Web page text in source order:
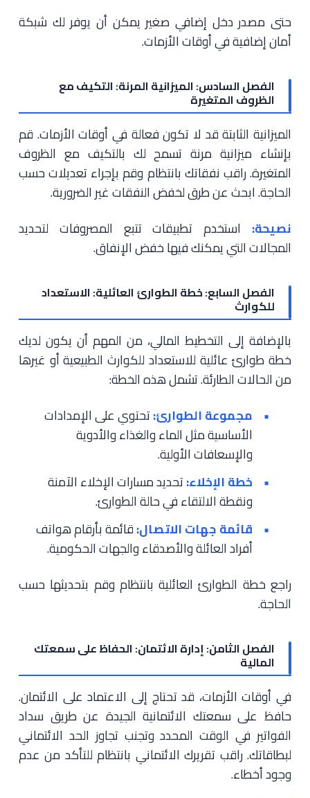
حتى مصدر دخل إضافي صغير يمكن أن يوفر لك شبكة
أمان إضافية في أوقات الأزمات.
الفصل السادس: الميزانية المرنة: التكيف مع
الظروف المتغيرة
الميزانية الثابتة قد لا تكون فعالة في أوقات الأزمات. قم
بإنشاء ميزانية مرنة تسمح لك بالتكيف مع الظروف
المتغيرة. راقب نفقاتك بانتظام وقم بإجراء تعديلات حسب
الحاجة. ابحث عن طرق لخفض النفقات غير الضرورية.
نصيحة: استخدم تطبيقات تتبع المصروفات لتحديد
المجالات التي يمكنك فيها خفض الإنفاق.
الفصل السابع: خطة الطوارئ العائلية: الاستعداد
للكوارث
بالإضافة إلى التخطيط المالي، من المهم أن يكون لديك
خطة طوارئ عائلية للاستعداد للكوارث الطبيعية أو غيرها
من الحالات الطارئة. تشمل هذه الخطة:
مجموعة الطوارئ:تحتوي على الإمدادات
الأساسية مثل الماء والغذاء والأدوية
والإسعافات الأولية.
خطة الإخلاء:تحديد مسارات الإخلاء الآمنة
ونقطة الالتقاء في حالة الطوارئ.
قائمة جهات الاتصال:قائمة بأرقام هواتف
أفراد العائلة والأصدقاء والجهات الحكومية.
راجع خطة الطوارئ العائلية بانتظام وقم بتحديثها حسب
الحاجة.
الفصل الثامن: إدارة الائتمان: الحفاظ على سمعتك
المالية
في أوقات الأزمات، قد تحتاج إلى الاعتماد على الائتمان.
حافظ على سمعتك الائتمانية الجيدة عن طريق سداد
الفواتير في الوقت المحدد وتجنب تجاوز الحد الائتماني
لبطاقاتك. راقب تقريرك الائتماني بانتظام للتأكد من عدم
وجود أخطاء.